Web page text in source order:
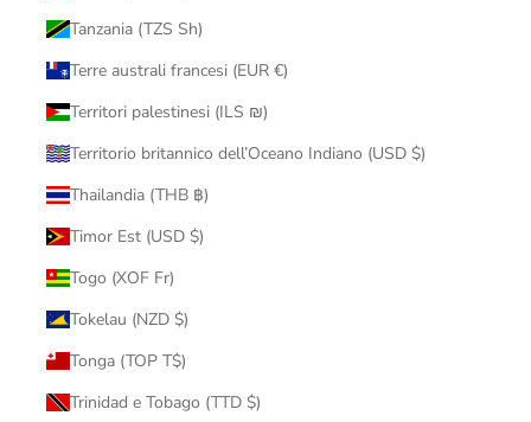
Tanzania (TZS Sh)
Terre australi francesi (EUR €)
Territori palestinesi (ILS ₪)
Territorio britannico dell’Oceano Indiano (USD $)
Thailandia (THB ฿)
Timor Est (USD $)
Togo (XOF Fr)
Tokelau (NZD $)
Tonga (TOP T$)
Trinidad e Tobago (TTD $)